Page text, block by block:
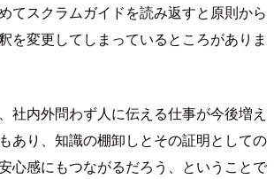
てスクラムガイドを読み返すと原則から
を変更してしまっているところがありま
社内外問わず人に伝える仕事が今後増え
あり、知識の棚卸しとその証明としての
心感にもつながるだろう、ということで